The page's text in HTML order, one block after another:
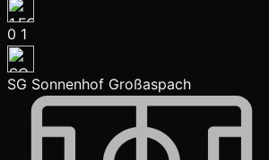
0 1
SG Sonnenhof Großaspach